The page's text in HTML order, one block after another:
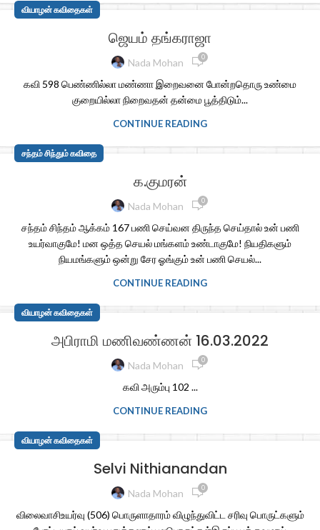
வியாழன் கவிதைகள்
ஜெயம் தங்கராஜா
Nada Mohan 0
கவி 598 பெண்ணில்லா மண்ணா இறைவனை போன்றதொரு உண்மை
குறையில்லா நிறைவதன் தன்மை பூத்திடும்...
CONTINUE READING
சந்தம் சிந்தும் கவிதை
க.குமரன்
Nada Mohan 0
சந்தம் சிந்தம் ஆக்கம் 167 பணி செய்வன திருந்த செய்தால் உன் பணி
உயர்வாகுமே! மன ஒத்த செயல் மங்களம் உண்டாகுமே! நியதிகளும்
நியமங்களும் ஒன்று சேர ஓங்கும் உன் பணி செயல்...
CONTINUE READING
வியாழன் கவிதைகள்
அபிராமி மணிவண்ணன் 16.03.2022
Nada Mohan 0
கவி அரும்பு 102 ...
CONTINUE READING
வியாழன் கவிதைகள்
Selvi Nithianandan
Nada Mohan 0
விலைவாசிஉயர்வு (506) பொருளாதாரம் விழுந்துவிட்ட சரிவு பொருட்களும்